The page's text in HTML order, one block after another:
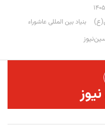
بنیاد بین المللی عاشوراء